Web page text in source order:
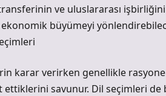
ve uluslararası
büyümeyi
karar verirken genellikle
savunur. Dil seçimleri de